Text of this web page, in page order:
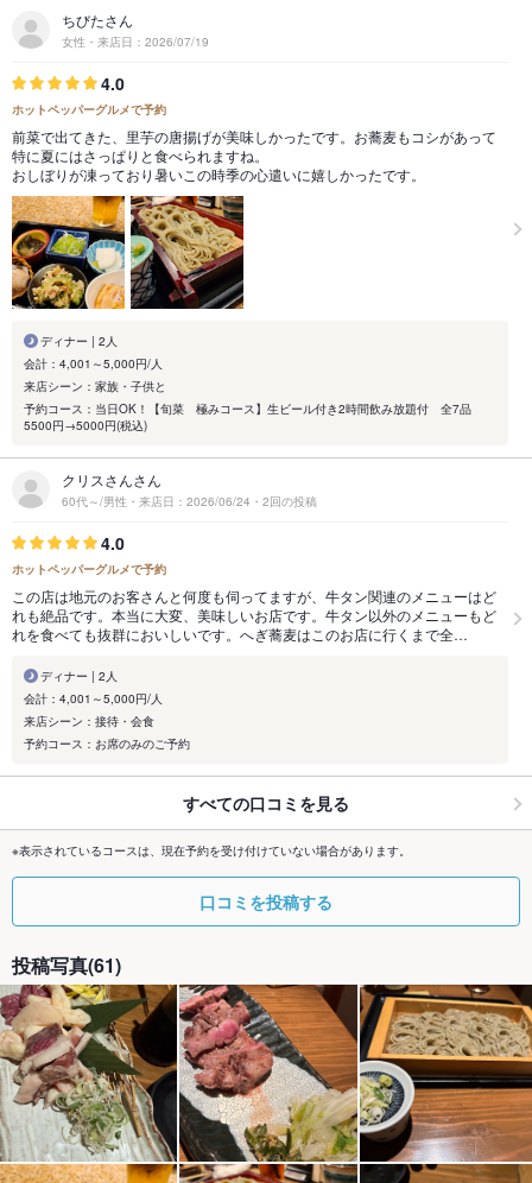
ちびたさん
女性・来店日：2026/07/19
4.0
ホットペッパーグルメで予約
前菜で出てきた、里芋の唐揚げが美味しかったです。お蕎麦もコシがあって
特に夏にはさっぱりと食べられますね。
おしぼりが凍っており暑いこの時季の心遣いに嬉しかったです。
ディナー | 2人
会計：4,001～5,000円/人
来店シーン：家族・子供と
予約コース：当日OK！【旬菜 極みコース】生ビール付き2時間飲み放題付 全7品
5500円→5000円(税込)
クリスさんさん
60代～/男性・来店日：2026/06/24・2回の投稿
4.0
ホットペッパーグルメで予約
この店は地元のお客さんと何度も伺ってますが、牛タン関連のメニューはど
れも絶品です。本当に大変、美味しいお店です。牛タン以外のメニューもど
れを食べても抜群においしいです。へぎ蕎麦はこのお店に行くまで全…
ディナー | 2人
会計：4,001～5,000円/人
来店シーン：接待・会食
予約コース：お席のみのご予約
すべての口コミを見る
※表示されているコースは、現在予約を受け付けていない場合があります。
口コミを投稿する
投稿写真(61)